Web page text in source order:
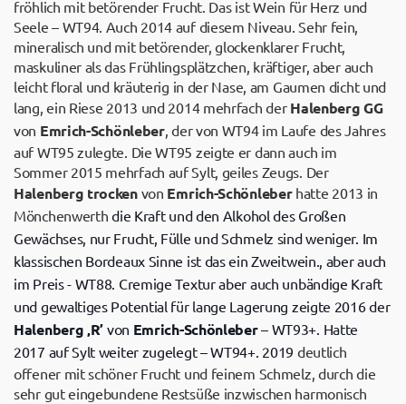
fröhlich mit betörender Frucht. Das ist Wein für Herz und
Seele – WT94. Auch 2014 auf diesem Niveau. Sehr fein,
mineralisch und mit betörender, glockenklarer Frucht,
maskuliner als das Frühlingsplätzchen, kräftiger, aber auch
leicht floral und kräuterig in der Nase, am Gaumen dicht und
lang, ein Riese 2013 und 2014 mehrfach der Halenberg GG
von Emrich-Schönleber, der von WT94 im Laufe des Jahres
auf WT95 zulegte. Die WT95 zeigte er dann auch im
Sommer 2015 mehrfach auf Sylt, geiles Zeugs. Der
Halenberg trockenvon Emrich-Schönleberhatte 2013 in
Mönchenwerthdie Kraft und den Alkohol des Großen
Gewächses, nur Frucht, Fülle und Schmelz sind weniger. Im
klassischen Bordeaux Sinne ist das ein Zweitwein., aber auch
im Preis - WT88. Cremige Textur aber auch unbändige Kraft
und gewaltiges Potential für lange Lagerung zeigte 2016 der
Halenberg ‚R’ von Emrich-Schönleber– WT93+. Hatte
2017 auf Sylt weiter zugelegt – WT94+. 2019 deutlich
offener mit schöner Frucht und feinem Schmelz, durch die
sehr gut eingebundene Restsüße inzwischen harmonisch